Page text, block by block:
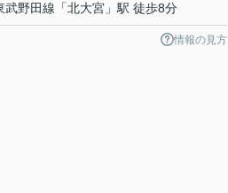
武野田線 「北大宮 」駅 徒歩8分
情報の見方